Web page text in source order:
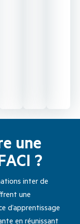
une
?
inter de
une
d’apprentissage
en réunissant